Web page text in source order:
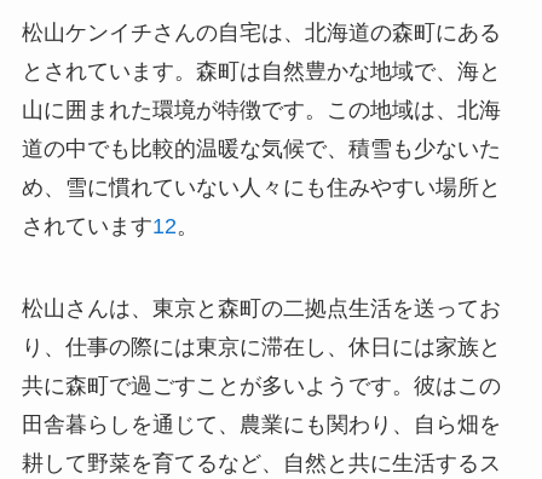
松山ケンイチさんの自宅は、北海道の森町にある
とされています。森町は自然豊かな地域で、海と
山に囲まれた環境が特徴です。この地域は、北海
道の中でも比較的温暖な気候で、積雪も少ないた
め、雪に慣れていない人々にも住みやすい場所と
されています12。
松山さんは、東京と森町の二拠点生活を送ってお
り、仕事の際には東京に滞在し、休日には家族と
共に森町で過ごすことが多いようです。彼はこの
田舎暮らしを通じて、農業にも関わり、自ら畑を
耕して野菜を育てるなど、自然と共に生活するス